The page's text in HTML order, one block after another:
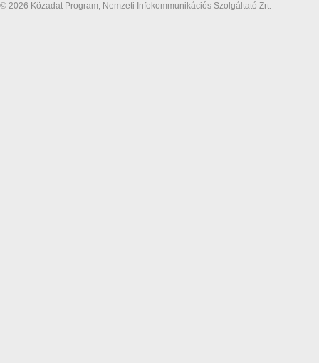
© 2026 Közadat Program, Nemzeti Infokommunikációs Szolgáltató Zrt.